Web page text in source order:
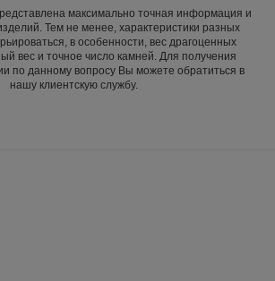
максимально точная информация и
Тем не менее, характеристики разных
в особенности, вес драгоценных
вес и точное число камней. Для получения
по данному вопросу Вы можете обратиться в
нашу клиентскую службу.